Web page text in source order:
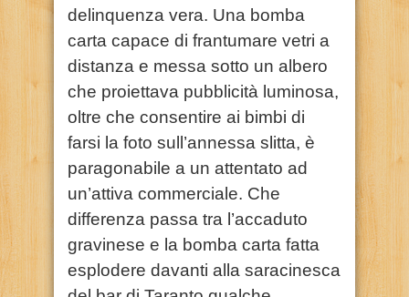
delinquenza vera. Una bomba
carta capace di frantumare vetri a
distanza e messa sotto un albero
che proiettava pubblicità luminosa,
oltre che consentire ai bimbi di
farsi la foto sull’annessa slitta, è
paragonabile a un attentato ad
un’attiva commerciale. Che
differenza passa tra l’accaduto
gravinese e la bomba carta fatta
esplodere davanti alla saracinesca